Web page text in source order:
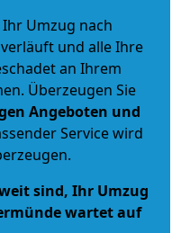
Umzug nach
und alle Ihre
an Ihrem
Überzeugen Sie
Angeboten und
Service wird
sind, Ihr Umzug
wartet auf